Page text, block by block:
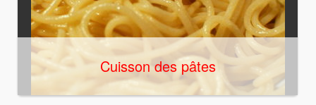
Cuisson des pâtes